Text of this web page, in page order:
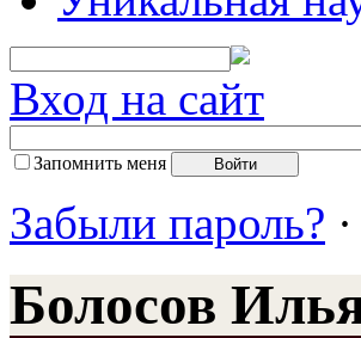
Вход на сайт
Запомнить меня
Забыли пароль? ·
Болосов